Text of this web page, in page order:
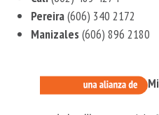
Pereira(606) 340 2172
Manizales (606) 896 2180